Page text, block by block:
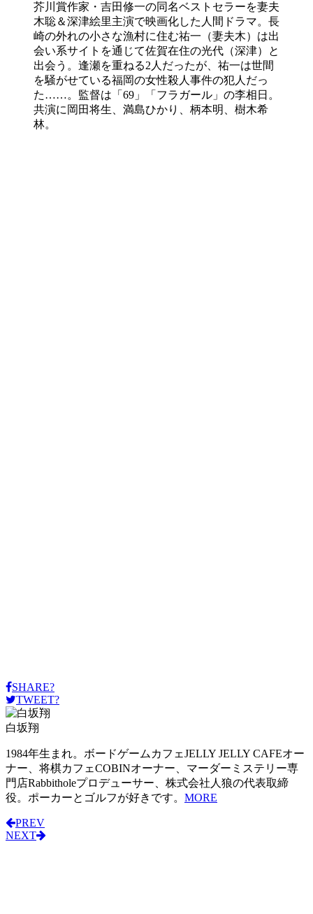
芥川賞作家・吉田修一の同名ベストセラーを妻夫
木聡＆深津絵里主演で映画化した人間ドラマ。長
崎の外れの小さな漁村に住む祐一（妻夫木）は出
会い系サイトを通じて佐賀在住の光代（深津）と
出会う。逢瀬を重ねる2人だったが、祐一は世間
を騒がせている福岡の女性殺人事件の犯人だっ
た……。監督は「69」「フラガール」の李相日。
共演に岡田将生、満島ひかり、柄本明、樹木希
林。
SHARE?
TWEET?
白坂翔
1984年生まれ。ボードゲームカフェJELLY JELLY CAFEオー
ナー、将棋カフェCOBINオーナー、マーダーミステリー専
門店Rabbitholeプロデューサー、株式会社人狼の代表取締
役。ポーカーとゴルフが好きです。 MORE
PREV
NEXT